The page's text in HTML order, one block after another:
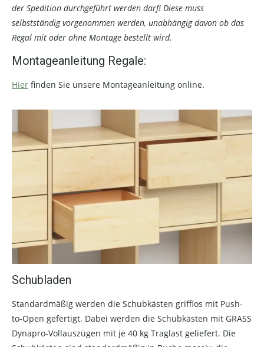
der Spedition durchgeführt werden darf! Diese muss
selbstständig vorgenommen werden, unabhängig davon ob das
Regal mit oder ohne Montage bestellt wird.
Montageanleitung Regale:
Hier finden Sie unsere Montageanleitung online.
Schubladen
Standardmäßig werden die Schubkästen grifflos mit Push-
to-Open gefertigt. Dabei werden die Schubkästen mit GRASS
Dynapro-Vollauszügen mit je 40 kg Traglast geliefert. Die